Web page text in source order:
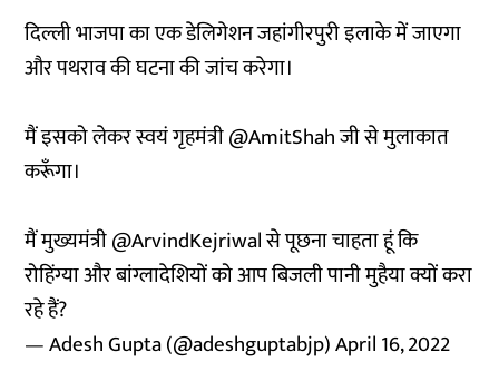
दिल्ली भाजपा का एक डेलिगेशन जहांगीरपुरी इलाके में जाएगा
और पथराव की घटना की जांच करेगा।
मैं इसको लेकर स्वयं गृहमंत्री@AmitShahजी से मुलाकात
करूँगा।
मैं मुख्यमंत्री@ArvindKejriwalसे पूछना चाहता हूं कि
रोहिंग्या और बांग्लादेशियों को आप बिजली पानी मुहैया क्यों करा
रहे हैं?
— Adesh Gupta (@adeshguptabjp)April 16, 2022